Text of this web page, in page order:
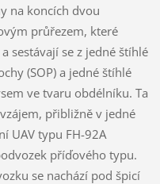
na koncích dvou
průřezem, které
sestávají se z jedné štíhlé
(SOP) a jedné štíhlé
ve tvaru obdélníku. Ta
přibližně v jedné
UAV typu FH-92A
příďového typu.
se nachází pod špicí